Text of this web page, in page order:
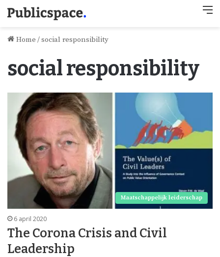
Home /social responsibility
social responsibility
Maatschappelijk leiderschap
6 april 2020
The Corona Crisis and Civil
Leadership